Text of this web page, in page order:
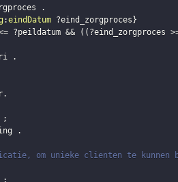
.
:eindDatum ?eind_zorgproces }
?peildatum && ( ( ?eind_zorgproces
.
.
;
.
om unieke clienten te kunnen
;